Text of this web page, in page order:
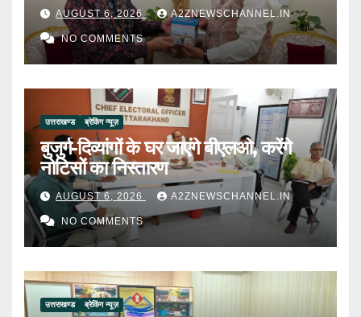
AUGUST 6, 2026 A2ZNEWSCHANNEL.IN
NO COMMENTS
उत्तराखण्ड ब्रेकिंग न्यूज़
बुजुर्ग-दिव्यांगों के घर जाएंगे बीएलओ, करेंगे
नोटिसों का निस्तारण
AUGUST 6, 2026 A2ZNEWSCHANNEL.IN
NO COMMENTS
उत्तराखण्ड ब्रेकिंग न्यूज़